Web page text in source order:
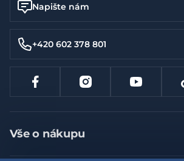
Napište nám
+420 602 378 801
Vše o nákupu
Jak nakupovat